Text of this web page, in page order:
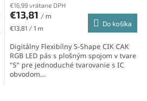
€16,99 vrátane DPH
€13,81 / m
Jednotková
€13,81 / 1 m
Do košíka
Digitálny Flexibílny S-Shape CIK CAK
RGB LED pás s plošným spojom v tvare
"S" pre jednoduché tvarovanie s IC
obvodom...